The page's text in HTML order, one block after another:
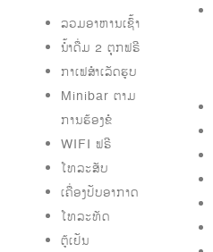
ລວມອາຫານເຊົ້າ
ນ້ຳດື່ມ 2 ຕຸກຟຣີ
ກາເຟສຳເລັດຮູບ
Minibar ຕາມ
ການຮ້ອງຂໍ
WIFI ຟຣີ
ໂທລະສັບ
ເຄື່ອງປັບອາກາດ
ໂທລະທັດ
ຕູ້ເຢັນ